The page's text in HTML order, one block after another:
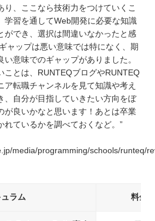
り、ここなら技術力をつけていくこ
学習を通してWeb開発に必要な知識
ができ、選択は間違いなかったと感
ャップは悪い意味では特になく、期
意味でのギャップがありました。
ことは、RUNTEQブログやRUNTEQ
ア転職チャンネルを見て知識や考え
、自分が目指していきたい方向をぼ
が良いかなと思います！あとは卒業
れているかを調べておくなど。”
media/programming/schools/runteq/
ラム 料金